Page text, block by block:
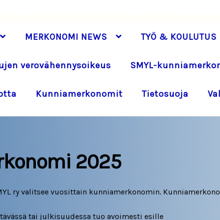
MERKONOMI NEWS TYÖ & KOULUTUS
verovähennysoikeus SMYL-
Kunniamerkonomit Tietosuoja
2025
ry valitsee vuosittain kunniamerkonomin.
tai julkisuudessa tuo avoimesti esille